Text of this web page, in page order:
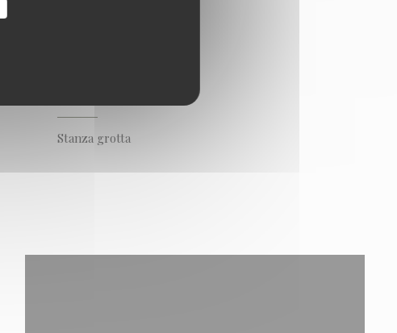
Stanza grotta